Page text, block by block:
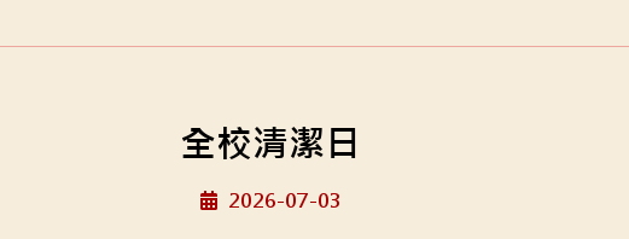
全校清潔日
2026-07-03